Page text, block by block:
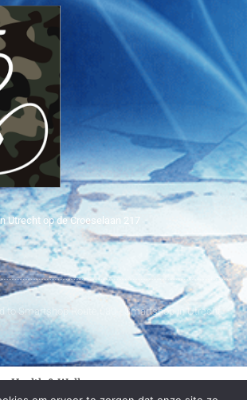
Utrecht op de Croeselaan 217
to Smartshop Route 030 - Smartshop in Utrecht
»Health & Wellness